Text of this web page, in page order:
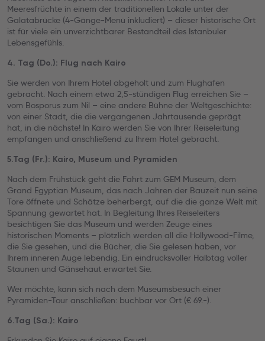
Meeresfrüchte in einem der traditionellen Lokale unter der
Galatabrücke (4-Gänge-Menü inkludiert) – dieser historische Ort
ist für viele ein unverzichtbarer Bestandteil des Istanbuler
Lebensgefühls.
4. Tag (Do.): Flug nach Kairo
Sie werden von Ihrem Hotel abgeholt und zum Flughafen
gebracht. Nach einem etwa 2,5-stündigen Flug erreichen Sie –
vom Bosporus zum Nil – eine andere Bühne der Weltgeschichte:
von einer Stadt, die die vergangenen Jahrtausende geprägt
hat, in die nächste! In Kairo werden Sie von Ihrer Reiseleitung
empfangen und anschließend zu Ihrem Hotel gebracht.
5.Tag (Fr.): Kairo, Museum und Pyramiden
Nach dem Frühstück geht die Fahrt zum GEM Museum, dem
Grand Egyptian Museum, das nach Jahren der Bauzeit nun seine
Tore öffnete und Schätze beherbergt, auf die die ganze Welt mit
Spannung gewartet hat. In Begleitung Ihres Reiseleiters
besichtigen Sie das Museum und werden Zeuge eines
historischen Moments – plötzlich werden all die Hollywood-Filme,
die Sie gesehen, und die Bücher, die Sie gelesen haben, vor
Ihrem inneren Auge lebendig. Ein eindrucksvoller Halbtag voller
Staunen und Gänsehaut erwartet Sie.
Wer möchte, kann sich nach dem Museumsbesuch einer
Pyramiden-Tour anschließen: buchbar vor Ort (€ 69.-).
6.Tag (Sa.): Kairo